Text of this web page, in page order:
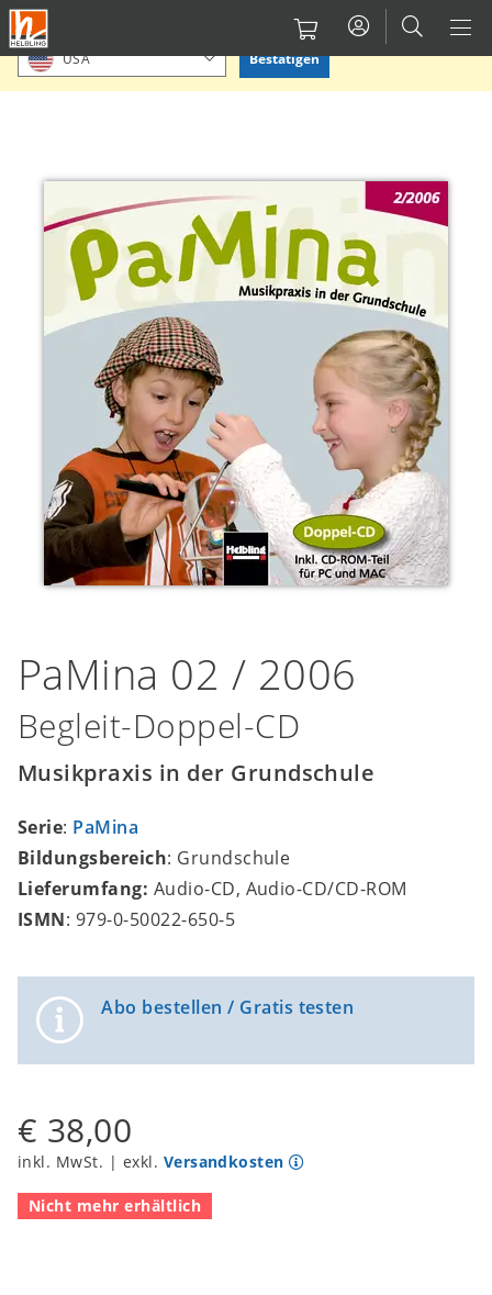
Direkt
zum
Inhalt
Bitte Standort bestätigen oder einen anderen auswählen.
USA Bestätigen
PaMina 02 / 2006
Begleit-Doppel-CD
Musikpraxis in der Grundschule
Serie: PaMina
Bildungsbereich: Grundschule
Lieferumfang: Audio-CD, Audio-CD/CD-ROM
ISMN: 979-0-50022-650-5
Abo bestellen / Gratis testen
€ 38,00
inkl. MwSt. | exkl. Versandkosten
Nicht mehr erhältlich